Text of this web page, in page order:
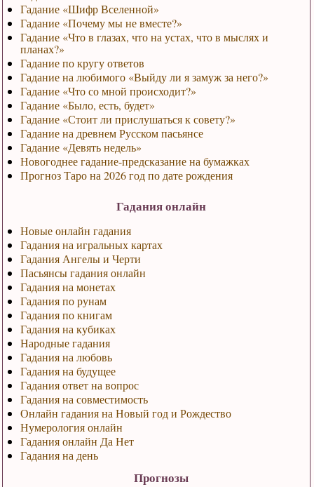
Гадание «Шифр Вселенной»
Гадание «Почему мы не вместе?»
Гадание «Что в глазах, что на устах, что в мыслях и
планах?»
Гадание по кругу ответов
Гадание на любимого «Выйду ли я замуж за него?»
Гадание «Что со мной происходит?»
Гадание «Было, есть, будет»
Гадание «Стоит ли прислушаться к совету?»
Гадание на древнем Русском пасьянсе
Гадание «Девять недель»
Новогоднее гадание-предсказание на бумажках
Прогноз Таро на 2026 год по дате рождения
Гадания онлайн
Новые онлайн гадания
Гадания на игральных картах
Гадания Ангелы и Черти
Пасьянсы гадания онлайн
Гадания на монетах
Гадания по рунам
Гадания по книгам
Гадания на кубиках
Народные гадания
Гадания на любовь
Гадания на будущее
Гадания ответ на вопрос
Гадания на совместимость
Онлайн гадания на Новый год и Рождество
Нумерология онлайн
Гадания онлайн Да Нет
Гадания на день
Прогнозы